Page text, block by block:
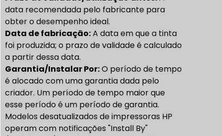
data recomendada pelo fabricante para
obter o desempenho ideal.
Data de fabricação:A data em que a tinta
foi produzida; o prazo de validade é calculado
a partir dessa data.
Garantia/InstalarPor:O período de tempo
é alocado com uma garantia dada pelo
criador. Um período de tempo maior que
esse período é um período de garantia.
Modelos desatualizados de impressoras HP
operam com notificações "Install By"